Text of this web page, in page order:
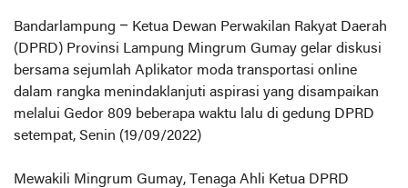
Bandarlampung – Ketua Dewan Perwakilan Rakyat Daerah
(DPRD) Provinsi Lampung Mingrum Gumay gelar diskusi
bersama sejumlah Aplikator moda transportasi online
dalam rangka menindaklanjuti aspirasi yang disampaikan
melalui Gedor 809 beberapa waktu lalu di gedung DPRD
setempat, Senin (19/09/2022)
Mewakili Mingrum Gumay, Tenaga Ahli Ketua DPRD